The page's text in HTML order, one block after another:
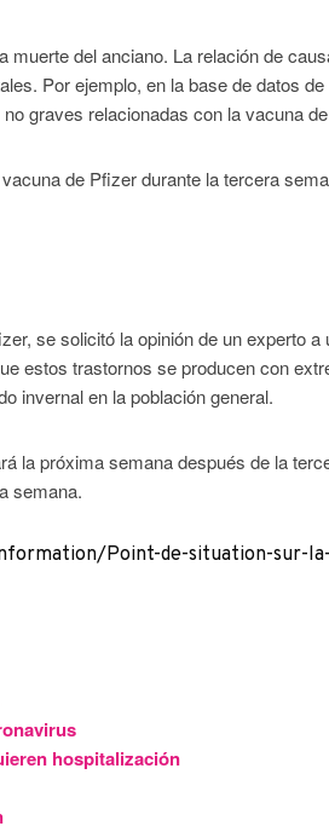
del anciano. La relación de
Por ejemplo, en la base de datos de
graves relacionadas con la vacuna
de Pfizer durante la tercera
se solicitó la opinión de un experto a
estos trastornos se producen con
invernal en la población general.
la próxima semana después de la
semana.
Point-de-situation-sur-
hospitalización